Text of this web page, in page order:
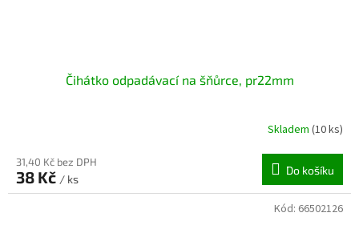
Čihátko odpadávací na šňůrce, pr22mm
Skladem (10 ks)
31,40 Kč bez DPH
38 Kč / ks
Do košíku
Kód: 66502126